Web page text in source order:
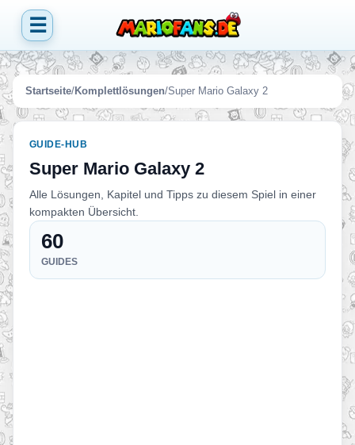
☰
Startseite/Komplettlösungen/Super Mario Galaxy 2
GUIDE-HUB
Super Mario Galaxy 2
Alle Lösungen, Kapitel und Tipps zu diesem Spiel in einer
kompakten Übersicht.
60
GUIDES